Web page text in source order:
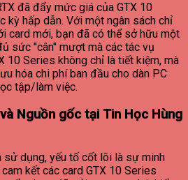
đã đẩy mức giá của GTX 10
kỳ hấp dẫn. Với một ngân sách chỉ
card mới, bạn đã có thể sở hữu một
sức "cân" mượt mà các tác vụ
10 Series không chỉ là tiết kiệm, mà
hóa chi phí ban đầu cho dàn PC
tập/làm việc.
Nguồn gốc tại Tin Học Hùng
dụng, yếu tố cốt lõi là sự minh
kết các card GTX 10 Series